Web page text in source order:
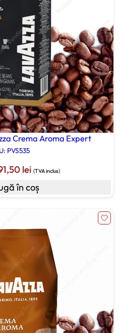
Crema Aroma Expert
PVS535
inițial
leiPrețul
este:
(TVA inclus)
în coș